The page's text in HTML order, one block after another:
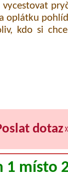
oplátku
kdo si
dotaz
1 místo